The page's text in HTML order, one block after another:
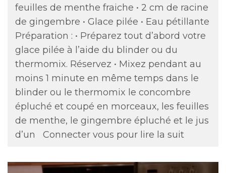
feuilles de menthe fraiche • 2 cm de racine
de gingembre • Glace pilée • Eau pétillante
Préparation : • Préparez tout d’abord votre
glace pilée à l’aide du blinder ou du
thermomix. Réservez • Mixez pendant au
moins 1 minute en même temps dans le
blinder ou le thermomix le concombre
épluché et coupé en morceaux, les feuilles
de menthe, le gingembre épluché et le jus
d’un
Connecter vous pour lire la suit